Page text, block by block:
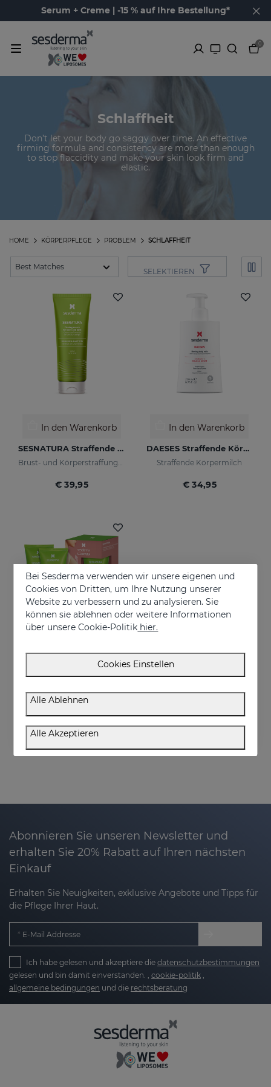
Serum + Creme | -15 % auf Ihre Bestellung*
0
Schlaffheit
Don’t let your body go saggy over time. An effective
firming formula and consistency are more than enough
to stop flaccidity and make your skin look firm and
elastic.
SCHLAFFHEIT
PROBLEM
KÖRPERPFLEGE
HOME
SELEKTIEREN
In den Warenkorb
SESNATURA Straffende Creme Für Körper & Busen
Brust- und Körperstraffungscreme
€ 39,95
In den Warenkorb
DAESES Straffende Körpermilch
Straffende Körpermilch
€ 34,95
In den Warenkorb
SESNATURA Duplo
Strafft und festigt die Haut
€ 39,95
Abonnieren Sie unseren Newsletter und
erhalten Sie 20% Rabatt auf Ihren nächsten
Einkauf
Erhalten Sie Neuigkeiten, exklusive Angebote und Tipps für
die Pflege Ihrer Haut.
E-Mail Addresse
Ich habe gelesen und akzeptiere die datenschutzbestimmungen
gelesen und bin damit einverstanden. , cookie-politik
allgemeine bedingungen und die rechtsberatung
Bei Sesderma verwenden wir unsere eigenen und
Cookies von Dritten, um Ihre Nutzung unserer
Website zu verbessern und zu analysieren. Sie
können sie ablehnen oder weitere Informationen
über unsere Cookie-Politik hier.
Cookies Einstellen
Alle Ablehnen
Alle Akzeptieren